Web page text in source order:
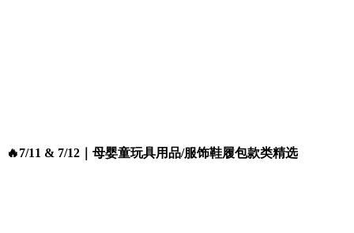
🔥7/11 & 7/12｜母婴童玩具用品/服饰鞋履包款类精选